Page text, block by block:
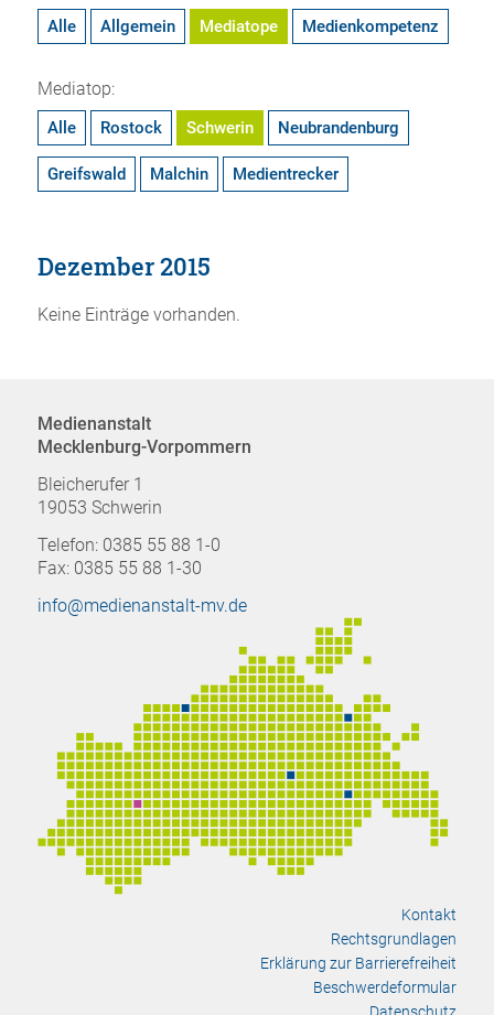
Alle Allgemein Mediatope Medienkompetenz
Mediatop:
Alle Rostock Schwerin Neubrandenburg
Greifswald Malchin Medientrecker
Dezember 2015
Keine Einträge vorhanden.
Medienanstalt
Mecklenburg-Vorpommern
Bleicherufer 1
19053 Schwerin
Telefon: 0385 55 88 1-0
Fax: 0385 55 88 1-30
info@medienanstalt-mv.de
Kontakt
Rechtsgrundlagen
Erklärung zur Barrierefreiheit
Beschwerdeformular
Datenschutz